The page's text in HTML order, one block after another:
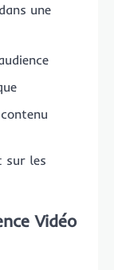
une
sur les
Vidéo